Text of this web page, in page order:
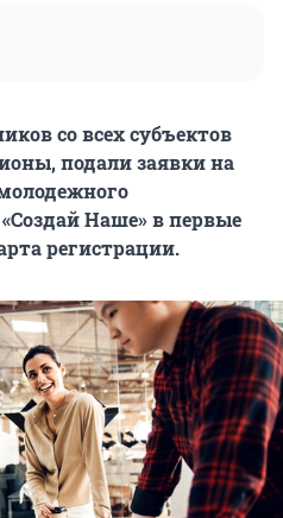
со всех субъектов
подали заявки на
Наше» в первые
регистрации.